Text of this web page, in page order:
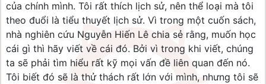
của chính mình. Tôi rất thích lịch sử, nên thể loại mà tôi
theo đuổi là tiểu thuyết lịch sử. Vì trong một cuốn sách,
nhà nghiên cứu Nguyễn Hiến Lê chia sẻ rằng, muốn học
cái gì thì hãy viết về cái đó. Bởi vì trong khi viết, chúng
ta sẽ phải tìm hiểu rất kỹ mọi vấn đề liên quan đến nó.
Tôi biết đó sẽ là thử thách rất lớn với mình, nhưng tôi sẽ